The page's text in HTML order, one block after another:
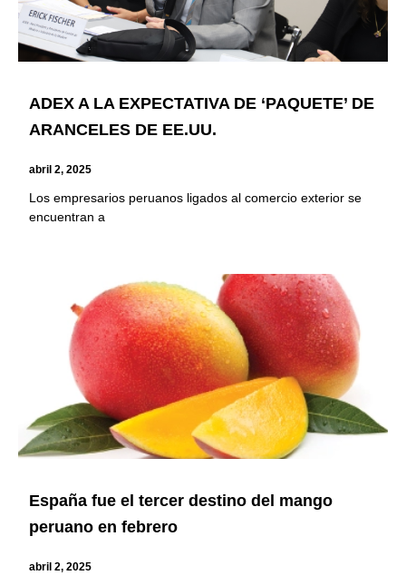
ADEX A LA EXPECTATIVA DE ‘PAQUETE’ DE
ARANCELES DE EE.UU.
abril 2, 2025
Los empresarios peruanos ligados al comercio exterior se
encuentran a
España fue el tercer destino del mango
peruano en febrero
abril 2, 2025